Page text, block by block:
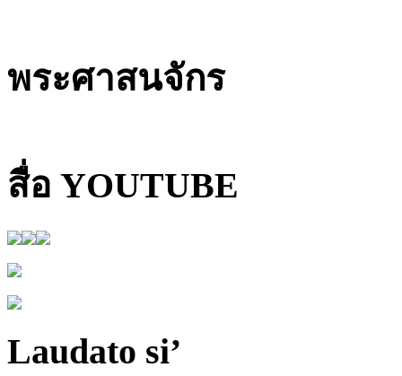
พระศาสนจักร
สื่อ YOUTUBE
Laudato si’